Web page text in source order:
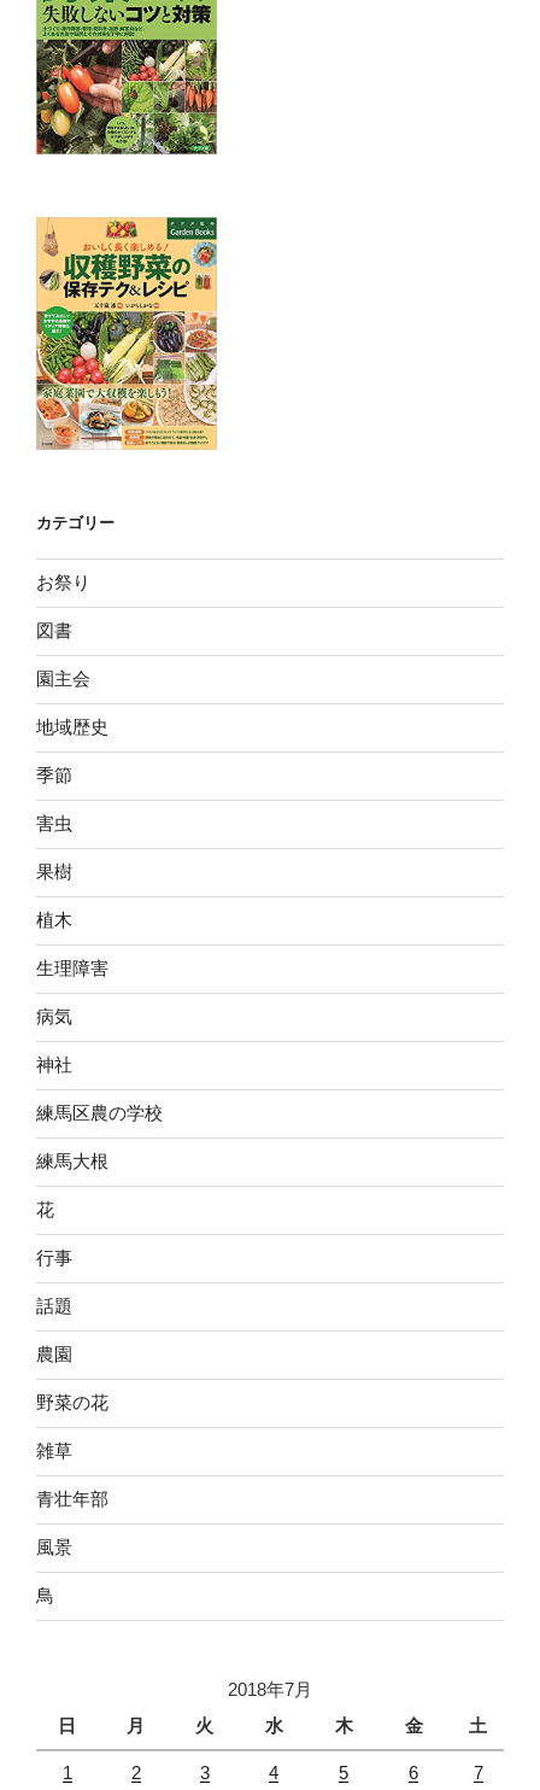
カテゴリー
お祭り
図書
園主会
地域歴史
季節
害虫
果樹
植木
生理障害
病気
神社
練馬区農の学校
練馬大根
花
行事
話題
農園
野菜の花
雑草
青壮年部
風景
鳥
2018年7月
日
月 火 水 木 金 土
1 2 3 4 5 6 7